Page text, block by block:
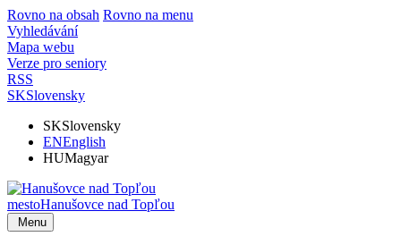
Rovno na obsah Rovno na menu
Vyhledávání
Mapa webu
Verze pro seniory
RSS
SKSlovensky
SKSlovensky
ENEnglish
HUMagyar
mestoHanušovce nad Topľou
Menu